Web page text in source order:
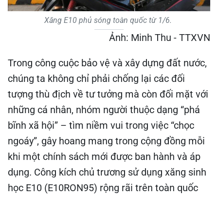
Xăng E10 phủ sóng toàn quốc từ 1/6.
Ảnh: Minh Thu - TTXVN
Trong công cuộc bảo vệ và xây dựng đất nước,
chúng ta không chỉ phải chống lại các đối
tượng thù địch về tư tưởng mà còn đối mặt với
những cá nhân, nhóm người thuộc dạng “phá
bĩnh xã hội” – tìm niềm vui trong việc “chọc
ngoáy”, gây hoang mang trong cộng đồng mỗi
khi một chính sách mới được ban hành và áp
dụng. Công kích chủ trương sử dụng xăng sinh
học E10 (E10RON95) rộng rãi trên toàn quốc